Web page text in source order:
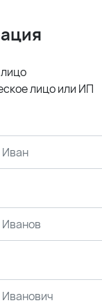
лицо или ИП